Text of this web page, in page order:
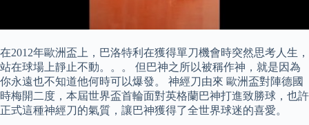
在2012年歐洲盃上，巴洛特利在獲得單刀機會時突然思考人生，
站在球場上靜止不動。。。 但巴神之所以被稱作神，就是因為
你永遠也不知道他何時可以爆發。 神經刀由來 歐洲盃對陣德國
時梅開二度，本屆世界盃首輪面對英格蘭巴神打進致勝球，也許
正式這種神經刀的氣質，讓巴神獲得了全世界球迷的喜愛。